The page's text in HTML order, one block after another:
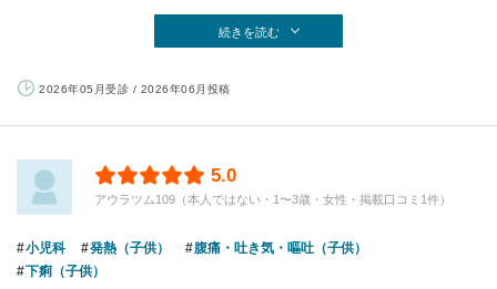
続きを読む
2026年05月受診 / 2026年06月投稿
5.0
アウラツム109（本人ではない・1〜3歳・女性・掲載口コミ1件）
小児科 発熱（子供）
腹痛・吐き気・嘔吐（子供）
下痢（子供）